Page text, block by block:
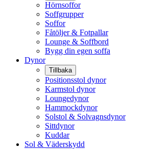
Hörnsoffor
Soffgrupper
Soffor
Fåtöljer & Fotpallar
Lounge & Soffbord
Bygg din egen soffa
Dynor
Tillbaka
Positionsstol dynor
Karmstol dynor
Loungedynor
Hammockdynor
Solstol & Solvagnsdynor
Sittdynor
Kuddar
Sol & Väderskydd